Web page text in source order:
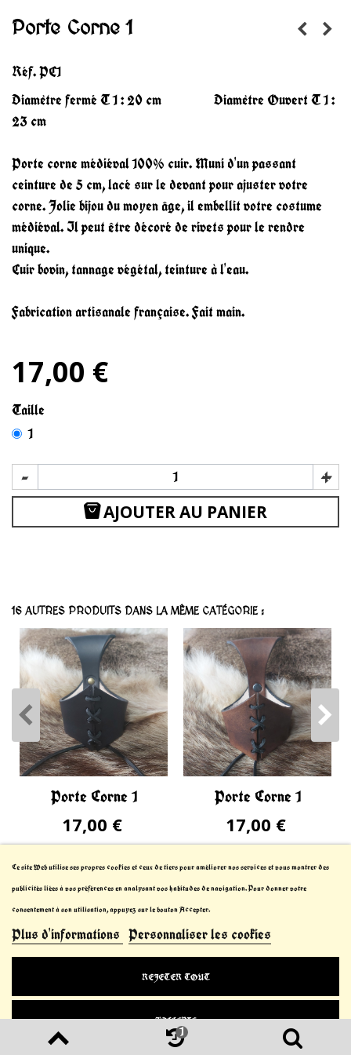
Porte Corne 1
Réf.PC1
Diamètre fermé T 1 : 20 cm Diamètre Ouvert T 1 :
23 cm
Porte corne médiéval 100% cuir. Muni d'un passant
ceinture de 5 cm, lacé sur le devant pour ajuster votre
corne. Jolie bijou du moyen âge, il embellit votre costume
médiéval. Il peut être décoré de rivets pour le rendre
unique.
Cuir bovin, tannage végétal, teinture à l'eau.
Fabrication artisanale française. Fait main.
17,00 €
Taille
1
- +
AJOUTER AU PANIER
16 AUTRES PRODUITS DANS LA MÊME CATÉGORIE :
Porte Corne 1
17,00 €
Porte Corne 1
17,00 €
© 2021-2023 Le Chevalier Thibault™. All Rights
Reserved
Ce site Web utilise ses propres cookies et ceux de tiers pour améliorer nos services et vous montrer des
publicités liées à vos préférences en analysant vos habitudes de navigation. Pour donner votre
consentement à son utilisation, appuyez sur le bouton Accepter.
Plus d'informations Personnaliser les cookies
REJETER TOUT
J'ACCEPTE
1